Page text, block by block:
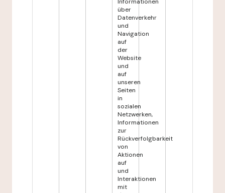
über
Datenverkehr
und
Navigation
auf
der
Website
und
auf
unseren
Seiten
in
sozialen
Netzwerken,
Informationen
zur
Rückverfolgbarkeit
von
Aktionen
auf
und
Interaktionen
mit